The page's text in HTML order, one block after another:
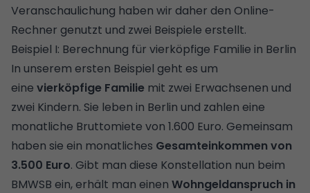
Veranschaulichung haben wir daher den Online-
Rechner genutzt und zwei Beispiele erstellt.
Beispiel I: Berechnung für vierköpfige Familie in Berlin
In unserem ersten Beispiel geht es um
eine vierköpfige Familie mit zwei Erwachsenen und
zwei Kindern. Sie leben in Berlin und zahlen eine
monatliche Bruttomiete von 1.600 Euro. Gemeinsam
haben sie ein monatliches Gesamteinkommen von
3.500 Euro. Gibt man diese Konstellation nun beim
BMWSB ein, erhält man einen Wohngeldanspruch in